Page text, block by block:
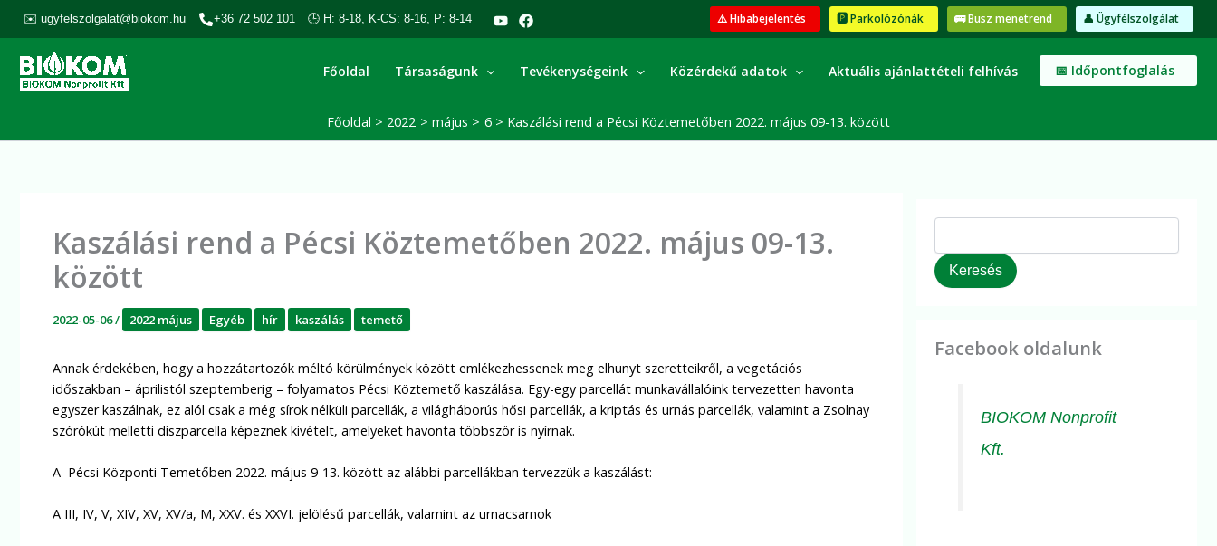
✉️ ugyfelszolgalat@biokom.hu +36 72 502 101 🕒 H: 8-18, K-CS: 8-16, P: 8-14 ⚠️ Hibabejelentés 🅿️ Parkolózónák 🚌 Busz menetrend 👤 Ügyfélszolgálat
Főoldal Társaságunk Tevékenységeink Közérdekű adatok Aktuális ajánlattételi felhívás 📅 Időpontfoglalás
Főoldal 2022 május 6 Kaszálási rend a Pécsi Köztemetőben 2022. május 09-13. között
Kaszálási rend a Pécsi Köztemetőben 2022. május 09-13.
között
2022-05-06/ 2022 május Egyéb hír kaszálás temető
Annak érdekében, hogy a hozzátartozók méltó körülmények között emlékezhessenek meg elhunyt szeretteikről, a vegetációs
időszakban – áprilistól szeptemberig – folyamatos Pécsi Köztemető kaszálása. Egy-egy parcellát munkavállalóink tervezetten havonta
egyszer kaszálnak, ez alól csak a még sírok nélküli parcellák, a világháborús hősi parcellák, a kriptás és urnás parcellák, valamint a Zsolnay
szórókút melletti díszparcella képeznek kivételt, amelyeket havonta többször is nyírnak.
A Pécsi Központi Temetőben 2022. május 9-13. között az alábbi parcellákban tervezzük a kaszálást:
A III, IV, V, XIV, XV, XV/a, M, XXV. és XXVI. jelölésű parcellák, valamint az urnacsarnok
K
s
Keresés
Facebook oldalunk
BIOKOM Nonprofit
Kft.